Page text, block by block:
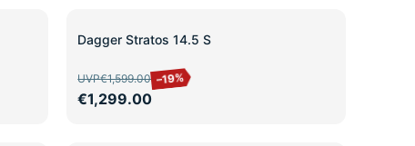
SALE
Dagger Stratos 14.5 S
UVP€1,599.00 –19%
€1,299.00